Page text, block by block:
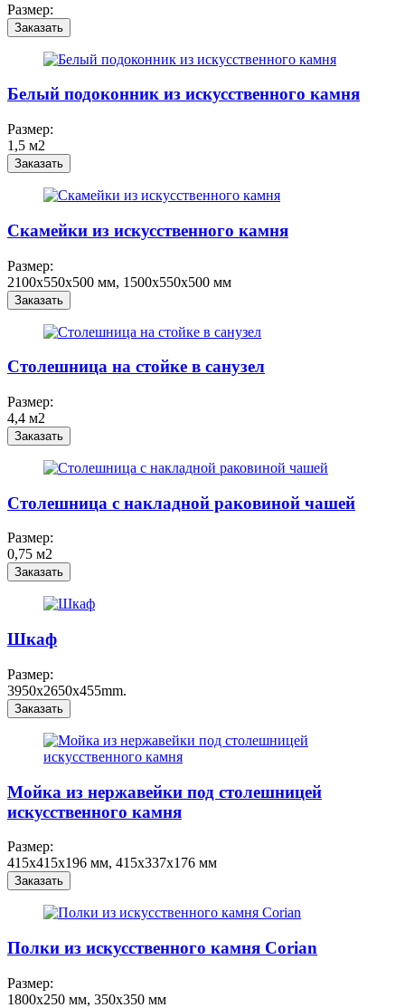
Размер:
Заказать
Белый подоконник из искусственного камня
Размер:
1,5 м2
Заказать
Скамейки из искусственного камня
Размер:
2100x550x500 мм, 1500x550x500 мм
Заказать
Столешница на стойке в санузел
Размер:
4,4 м2
Заказать
Столешница с накладной раковиной чашей
Размер:
0,75 м2
Заказать
Шкаф
Размер:
3950x2650х455mm.
Заказать
Мойка из нержавейки под столешницей
искусственного камня
Размер:
415x415x196 мм, 415x337x176 мм
Заказать
Полки из искусственного камня Corian
Размер:
1800x250 мм, 350x350 мм